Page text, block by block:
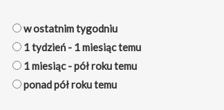
w ostatnim tygodniu
1 tydzień - 1 miesiąc temu
1 miesiąc - pół roku temu
ponad pół roku temu